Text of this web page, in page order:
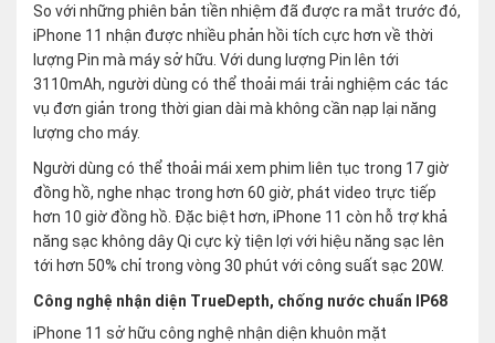
So với những phiên bản tiền nhiệm đã được ra mắt trước đó,
iPhone 11 nhận được nhiều phản hồi tích cực hơn về thời
lượng Pin mà máy sở hữu. Với dung lượng Pin lên tới
3110mAh, người dùng có thể thoải mái trải nghiệm các tác
vụ đơn giản trong thời gian dài mà không cần nạp lại năng
lượng cho máy.
Người dùng có thể thoải mái xem phim liên tục trong 17 giờ
đồng hồ, nghe nhạc trong hơn 60 giờ, phát video trực tiếp
hơn 10 giờ đồng hồ. Đặc biệt hơn, iPhone 11 còn hỗ trợ khả
năng sạc không dây Qi cực kỳ tiện lợi với hiệu năng sạc lên
tới hơn 50% chỉ trong vòng 30 phút với công suất sạc 20W.
Công nghệ nhận diện TrueDepth, chống nước chuẩn IP68
iPhone 11 sở hữu công nghệ nhận diện khuôn mặt